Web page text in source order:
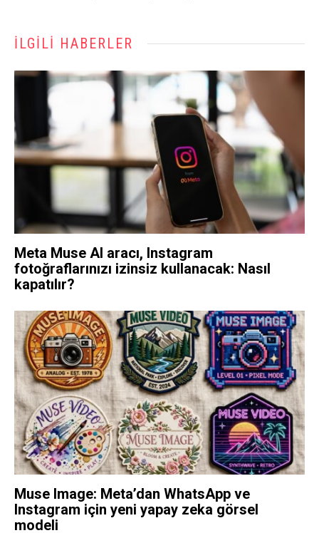
İLGILI HABERLER
Meta Muse AI aracı, Instagram
fotoğraflarınızı izinsiz kullanacak: Nasıl
kapatılır?
Muse Image: Meta’dan WhatsApp ve
Instagram için yeni yapay zeka görsel
modeli